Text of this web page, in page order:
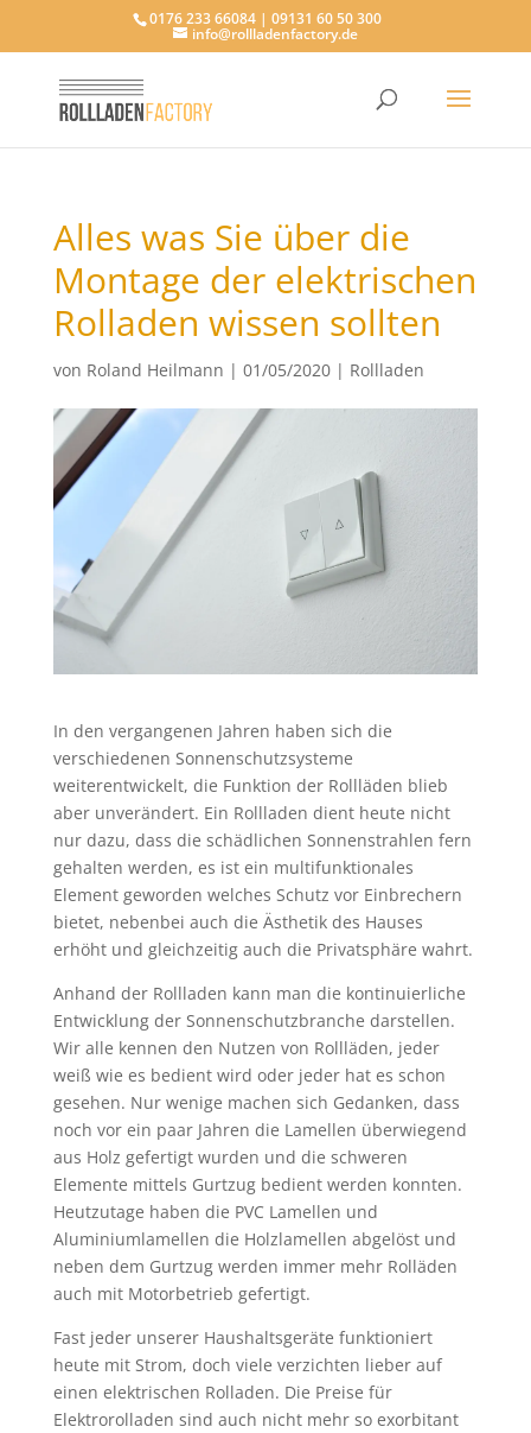
0176 233 66084 | 09131 60 50 300
info@rollladenfactory.de
Alles was Sie über die
Montage der elektrischen
Rolladen wissen sollten
von Roland Heilmann | 01/05/2020| Rollladen
In den vergangenen Jahren haben sich die
verschiedenen Sonnenschutzsysteme
weiterentwickelt, die Funktion der Rollläden blieb
aber unverändert. Ein Rollladen dient heute nicht
nur dazu, dass die schädlichen Sonnenstrahlen fern
gehalten werden, es ist ein multifunktionales
Element geworden welches Schutz vor Einbrechern
bietet, nebenbei auch die Ästhetik des Hauses
erhöht und gleichzeitig auch die Privatsphäre wahrt.
Anhand der Rollladen kann man die kontinuierliche
Entwicklung der Sonnenschutzbranche darstellen.
Wir alle kennen den Nutzen von Rollläden, jeder
weiß wie es bedient wird oder jeder hat es schon
gesehen. Nur wenige machen sich Gedanken, dass
noch vor ein paar Jahren die Lamellen überwiegend
aus Holz gefertigt wurden und die schweren
Elemente mittels Gurtzug bedient werden konnten.
Heutzutage haben die PVC Lamellen und
Aluminiumlamellen die Holzlamellen abgelöst und
neben dem Gurtzug werden immer mehr Rolläden
auch mit Motorbetrieb gefertigt.
Fast jeder unserer Haushaltsgeräte funktioniert
heute mit Strom, doch viele verzichten lieber auf
einen elektrischen Rolladen. Die Preise für
Elektrorolladen sind auch nicht mehr so exorbitant